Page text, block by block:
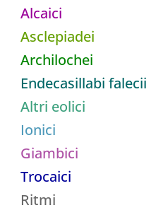
Alcaici
Asclepiadei
Archilochei
Endecasillabi falecii
Altri eolici
Ionici
Giambici
Trocaici
Ritmi